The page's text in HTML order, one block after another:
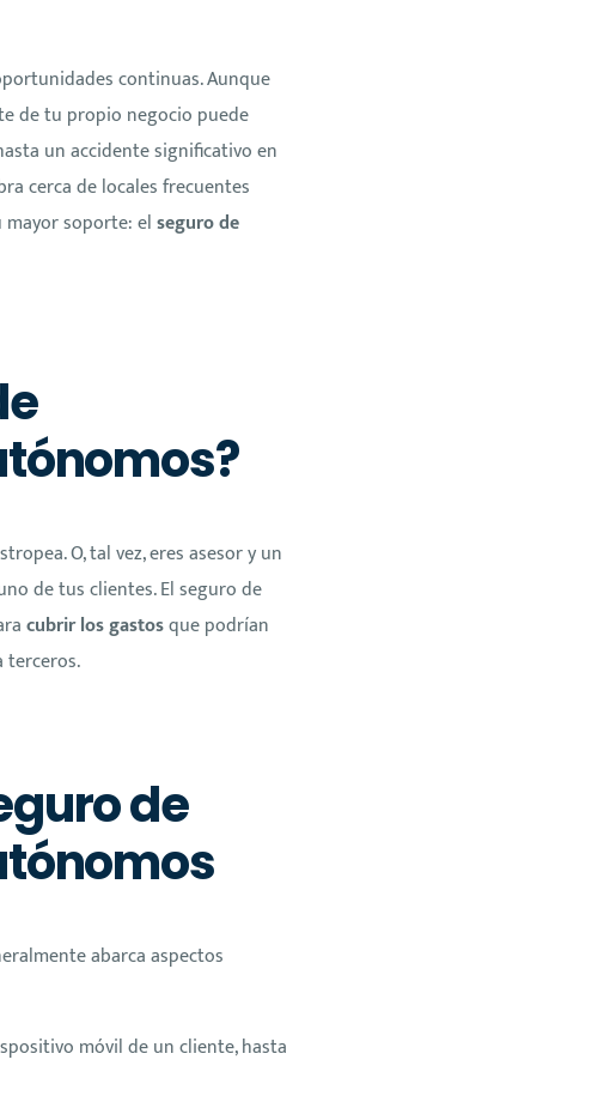
continuas. Aunque
de tu propio negocio puede
un accidente significativo en
cerca de locales frecuentes
soporte: elseguro de
O, tal vez, eres asesor y un
de tus clientes. El seguro de
cubrir los gastosque podrían
terceros.
de
abarca aspectos
móvil de un cliente, hasta